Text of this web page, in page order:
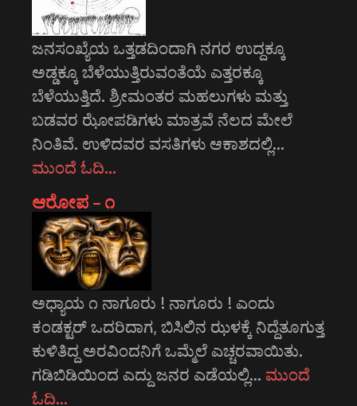
ಜನಸಂಖ್ಯೆಯ ಒತ್ತಡದಿಂದಾಗಿ ನಗರ ಉದ್ದಕ್ಕೂ
ಅಡ್ಡಕ್ಕೂ ಬೆಳೆಯುತ್ತಿರುವಂತೆಯೆ ಎತ್ತರಕ್ಕೂ
ಬೆಳೆಯುತ್ತಿದೆ. ಶ್ರೀಮಂತರ ಮಹಲುಗಳು ಮತ್ತು
ಬಡವರ ಝೋಪಡಿಗಳು ಮಾತ್ರವೆ ನೆಲದ ಮೇಲೆ
ನಿಂತಿವೆ. ಉಳಿದವರ ವಸತಿಗಳು ಆಕಾಶದಲ್ಲಿ…
ಮುಂದೆ ಓದಿ…
ಆರೋಪ – ೧
ಅಧ್ಯಾಯ ೧ ನಾಗೂರು ! ನಾಗೂರು ! ಎಂದು
ಕಂಡಕ್ಟರ್ ಒದರಿದಾಗ, ಬಿಸಿಲಿನ ಝಳಕ್ಕೆ ನಿದ್ದೆತೂಗುತ್ತ
ಕುಳಿತಿದ್ದ ಅರವಿಂದನಿಗೆ ಒಮ್ಮೆಲೆ ಎಚ್ಚರವಾಯಿತು.
ಗಡಿಬಿಡಿಯಿಂದ ಎದ್ದು ಜನರ ಎಡೆಯಲ್ಲಿ… ಮುಂದೆ
ಓದಿ…